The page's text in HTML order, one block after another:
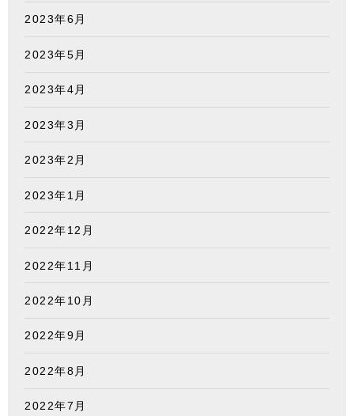
2023年6月
2023年5月
2023年4月
2023年3月
2023年2月
2023年1月
2022年12月
2022年11月
2022年10月
2022年9月
2022年8月
2022年7月